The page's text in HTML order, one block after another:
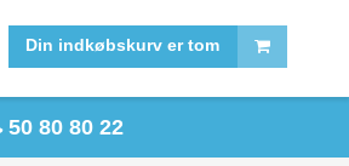
FORSIDE SHOP
Din indkøbskurv er tom
50 80 80 22